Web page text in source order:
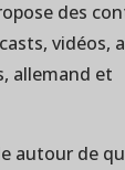
des
vidéos,
allemand et
autour de